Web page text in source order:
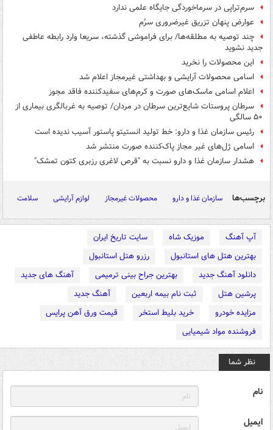
سرم‌تراپی در سرماخوردگی جایگاه علمی ندارد
عوارض پنهان تزریق غیرضروری سرُم
چند توصیه به مطلقه‌ها/ برای فراموشی گذشته، سریعا وارد رابطه عاطفی
جدید نشوید
این محصولات را نخرید
اسامی محصولات آرایشی و بهداشتی غیرمجاز اعلام شد
اعلام اسامی ماسک‌های صورت و کرم‌های سفیدکننده فاقد مجوز
سرطان پروستات شایع‌ترین سرطان در مردان/ توصیه به غربالگری بیماری از
۵۰ سالگی
رئیس سازمان غذا و دارو: خط تولید انستیتو پاستور آسیب ندیده است
اسامی ژل‌های غیر مجاز پاک‌کننده صورت منتشر شد
هشدار سازمان غذا و دارو نسبت به "قرص لاغری رزبری کتون تمشک"
برچسب‌ها سازمان غذا و دارو محصولات غیرمجاز لوازم آرایشی سلامت
آپ آهنگ موزیک شاه
سایت تاریخ ایران
بهترین هتل های استانبول
رزرو هتل استانبول
دانلود آهنگ جدید
بهترین جراح بینی ترمیمی
آهنگ های جدید
پرشین هتل
ثبت نام بیمه اربعین
آهنگ جدید
مزایده خودرو
خرید بلیط استخر
قیمت ورق آهن پرایس
فروشنده مواد شیمیایی
نظر شما
نام
ایمیل